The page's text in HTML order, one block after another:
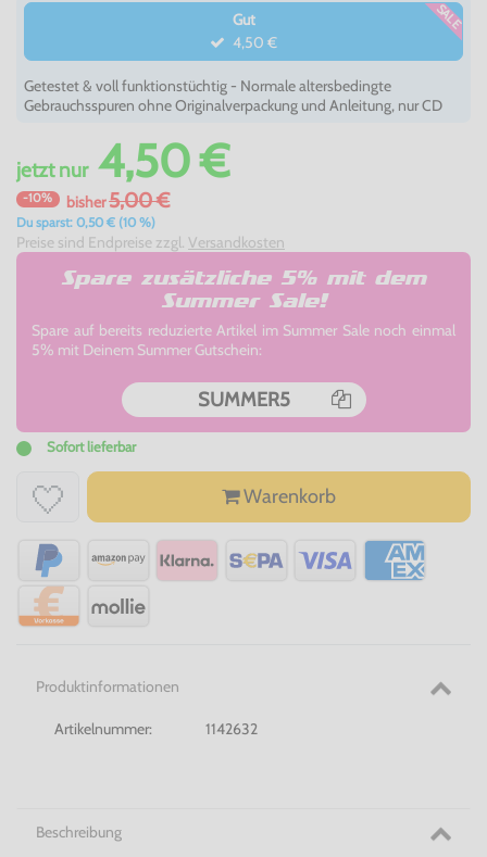
Gut
4,50 €
SALE
Getestet & voll funktionstüchtig - Normale altersbedingte
Gebrauchsspuren ohne Originalverpackung und Anleitung, nur CD
jetztnur4,50 €
-10% bisher5,00 €
Du sparst: 0,50 € (10 %)
Preise sind Endpreise zzgl. Versandkosten
Spare zusätzliche 5% mit dem
Summer Sale!
Spare auf bereits reduzierte Artikel im Summer Sale noch einmal
5% mit Deinem Summer Gutschein:
SUMMER5
Sofort lieferbar
Warenkorb
Produktinformationen
Artikelnummer: 1142632
Beschreibung